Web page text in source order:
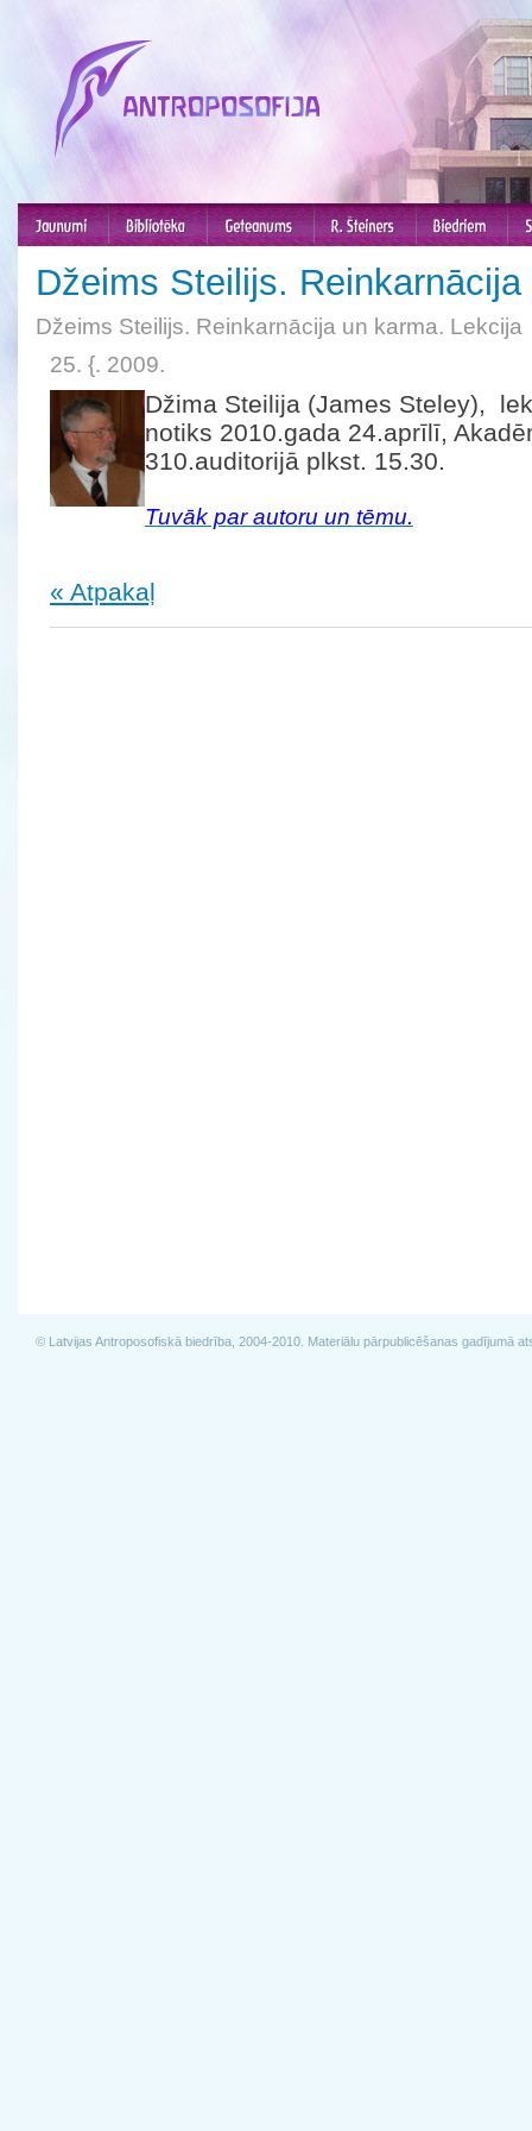
Džeims Steilijs.
Džeims Steilijs. Reinkarnācija un karma. Lekcija
25. {. 2009.
Džima Steilija (James Steley),
notiks 2010.gada 24.aprīlī,
310.auditorijā plkst. 15.30.
Tuvāk par autoru un tēmu.
« Atpakaļ
© Latvijas Antroposofiskā biedrība, 2004-2010. Materiālu pārpublicēšanas gadījumā